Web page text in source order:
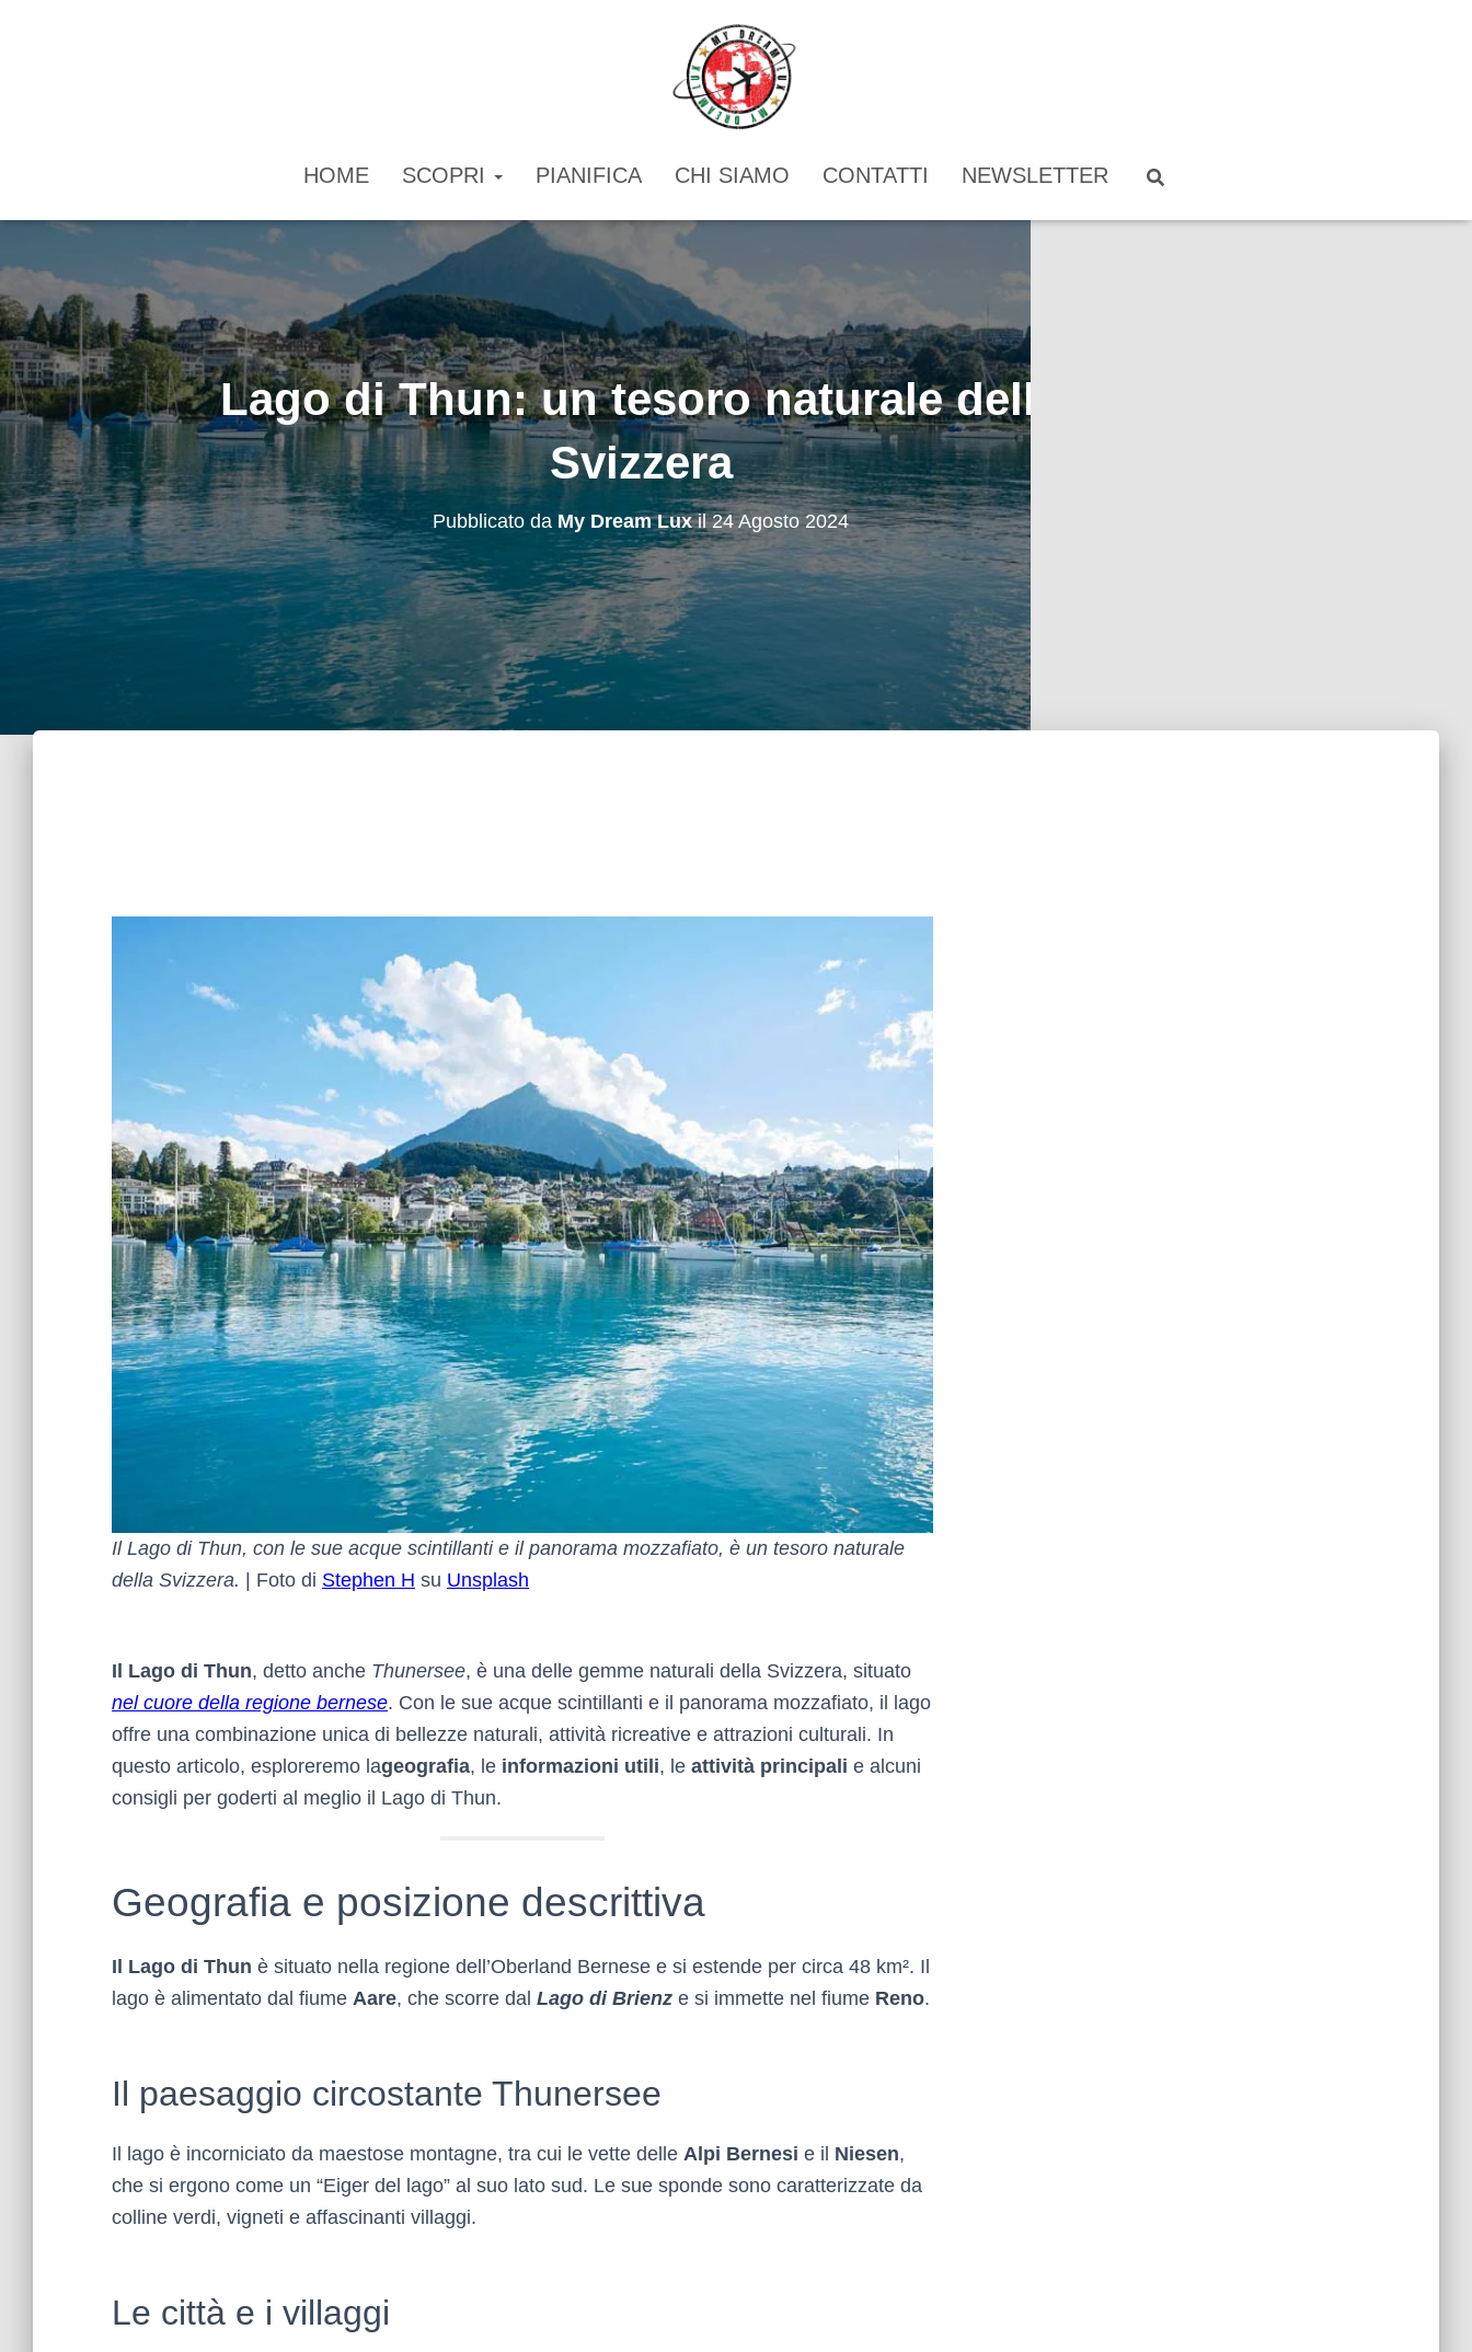
HOME SCOPRI PIANIFICA CHI SIAMO CONTATTI NEWSLETTER
Lago di Thun: un tesoro naturale della
Svizzera
Pubblicato da My Dream Luxil24 Agosto 2024
Il Lago di Thun, con le sue acque scintillanti e il panorama mozzafiato, è un tesoro naturale
della Svizzera. | Foto di Stephen H su Unsplash
Il Lago di Thun, detto anche Thunersee, è una delle gemme naturali della Svizzera, situato
nel cuore della regione bernese. Con le sue acque scintillanti e il panorama mozzafiato, il lago
offre una combinazione unica di bellezze naturali, attività ricreative e attrazioni culturali. In
questo articolo, esploreremo lageografia, le informazioni utili, le attività principali e alcuni
consigli per goderti al meglio il Lago di Thun.
Geografia e posizione descrittiva
Il Lago di Thun è situato nella regione dell’Oberland Bernese e si estende per circa 48 km². Il
lago è alimentato dal fiume Aare, che scorre dal Lago di Brienz e si immette nel fiume Reno.
Il paesaggio circostante Thunersee
Il lago è incorniciato da maestose montagne, tra cui le vette delle Alpi Bernesi e il Niesen,
che si ergono come un “Eiger del lago” al suo lato sud. Le sue sponde sono caratterizzate da
colline verdi, vigneti e affascinanti villaggi.
Le città e i villaggi